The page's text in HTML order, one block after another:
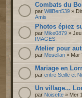
Combats du
par WillBen539 »
Amis
Photos épiez
par Mike0879 »
IMAGES.
Atelier pour
par Mosellan » Mar
Mariage en
par entre Seille et
Un village...
par Noisette » Mer